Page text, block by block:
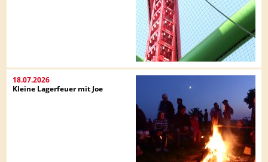
18.07.2026
Kleine Lagerfeuer mit Joe